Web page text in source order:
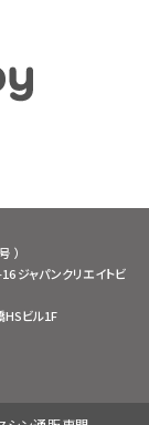
）
ジャパンクリエイトビ
HSビル1F